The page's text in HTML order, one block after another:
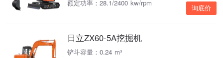
额定功率：28.1/2400 kw/rpm
询底价
日立ZX60-5A挖掘机
铲斗容量：0.24 m³